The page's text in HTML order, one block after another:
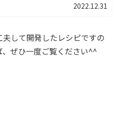
2022.12.31
夫して開発したレシピですの
ぜひ一度ご覧ください^^